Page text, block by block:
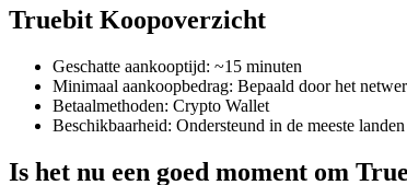
Truebit Koopoverzicht
Geschatte aankooptijd: ~15 minuten
Minimaal aankoopbedrag: Bepaald door het
Betaalmethoden: Crypto Wallet
Beschikbaarheid: Ondersteund in de meeste
Is het nu een goed moment om